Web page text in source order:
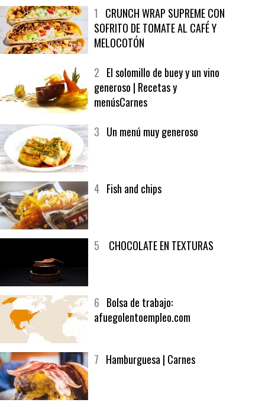
MÁS LEÍDO ÚLTIMAS PUBLICACIONES
SOFRITO DE TOMATE AL CAFÉ Y
MELOCOTÓN
generoso | Recetas y
afuegolentoempleo.com